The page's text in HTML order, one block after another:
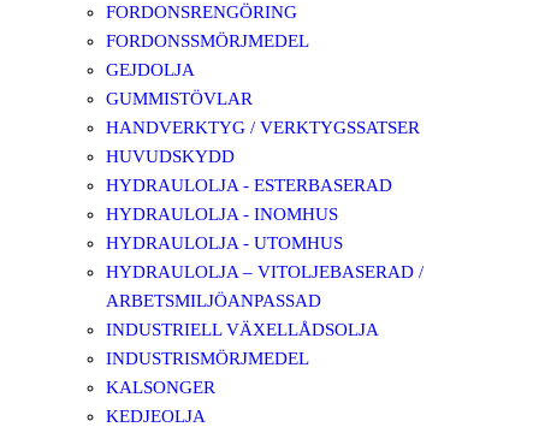
FORDONSRENGÖRING
FORDONSSMÖRJMEDEL
GEJDOLJA
GUMMISTÖVLAR
HANDVERKTYG / VERKTYGSSATSER
HUVUDSKYDD
HYDRAULOLJA - ESTERBASERAD
HYDRAULOLJA - INOMHUS
HYDRAULOLJA - UTOMHUS
HYDRAULOLJA – VITOLJEBASERAD /
ARBETSMILJÖANPASSAD
INDUSTRIELL VÄXELLÅDSOLJA
INDUSTRISMÖRJMEDEL
KALSONGER
KEDJEOLJA